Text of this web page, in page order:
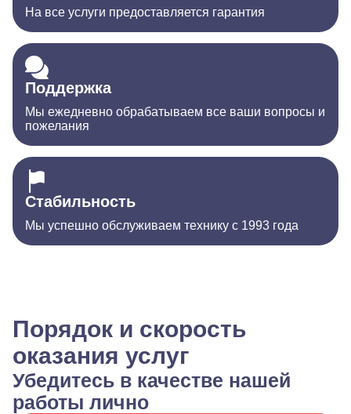
На все услуги предоставляется гарантия
Поддержка
Мы ежедневно обрабатываем все ваши вопросы и
пожелания
Стабильность
Мы успешно обслуживаем технику с 1993 года
Порядок и скорость
оказания услуг
Убедитесь в качестве нашей
работы лично